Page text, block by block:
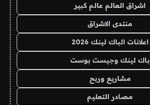
اشراق العالم عالم كبير
منتدى الاشراق
اعلانات الباك لينك 2026
باك لينك وجيست بوست
مشاريع وربح
مصادر التعليم